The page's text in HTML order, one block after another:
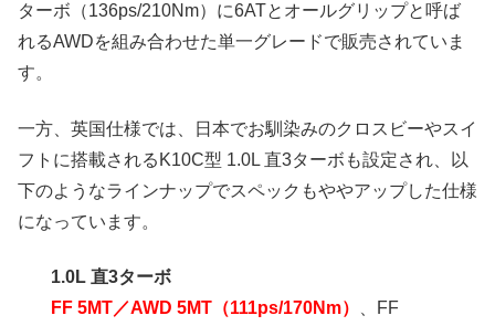
ターボ（136ps/210Nm）に6ATとオールグリップと呼ば
れるAWDを組み合わせた単一グレードで販売されていま
す。
一方、英国仕様では、日本でお馴染みのクロスビーやスイ
フトに搭載されるK10C型 1.0L 直3ターボも設定され、以
下のようなラインナップでスペックもややアップした仕様
になっています。
1.0L 直3ターボ
FF 5MT／AWD 5MT（111ps/170Nm）
、FF